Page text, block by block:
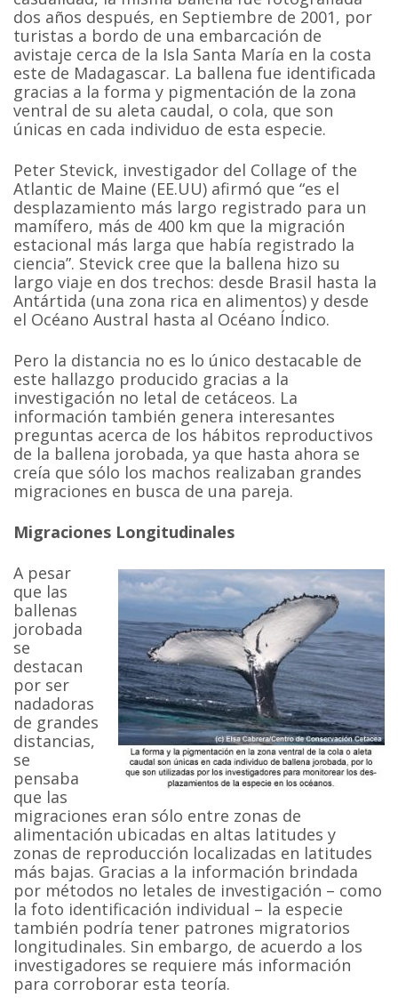
dos años después, en Septiembre de 2001, por
turistas a bordo de una embarcación de
avistaje cerca de la Isla Santa María en la costa
este de Madagascar. La ballena fue identificada
gracias a la forma y pigmentación de la zona
ventral de su aleta caudal, o cola, que son
únicas en cada individuo de esta especie.
Peter Stevick, investigador del Collage of the
Atlantic de Maine (EE.UU) afirmó que “es el
desplazamiento más largo registrado para un
mamífero, más de 400 km que la migración
estacional más larga que había registrado la
ciencia”. Stevick cree que la ballena hizo su
largo viaje en dos trechos: desde Brasil hasta la
Antártida (una zona rica en alimentos) y desde
el Océano Austral hasta al Océano Índico.
Pero la distancia no es lo único destacable de
este hallazgo producido gracias a la
investigación no letal de cetáceos. La
información también genera interesantes
preguntas acerca de los hábitos reproductivos
de la ballena jorobada, ya que hasta ahora se
creía que sólo los machos realizaban grandes
migraciones en busca de una pareja.
Migraciones Longitudinales
A pesar
que las
ballenas
jorobada
se
destacan
por ser
nadadoras
de grandes
distancias,
se
pensaba
que las
migraciones eran sólo entre zonas de
alimentación ubicadas en altas latitudes y
zonas de reproducción localizadas en latitudes
más bajas. Gracias a la información brindada
por métodos no letales de investigación – como
la foto identificación individual – la especie
también podría tener patrones migratorios
longitudinales. Sin embargo, de acuerdo a los
investigadores se requiere más información
para corroborar esta teoría.